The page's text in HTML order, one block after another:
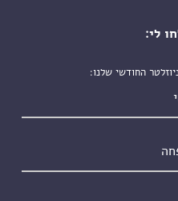
לי:
החודשי שלנו: